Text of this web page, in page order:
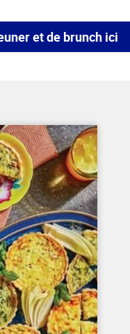
et de brunch ici